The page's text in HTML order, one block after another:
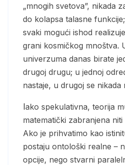
„mnogih svetova”, nikada
do kolapsa talasne
svaki mogući ishod
grani kosmičkog mnoštva.
univerzuma danas birate
drugoj drugu; u jednoj
nastaje, u drugoj se nikada
Iako spekulativna, teorija multiverzuma nije
matematički zabranjena
Ako je prihvatimo kao
postaju ontološki realne –
opcije, nego stvarni